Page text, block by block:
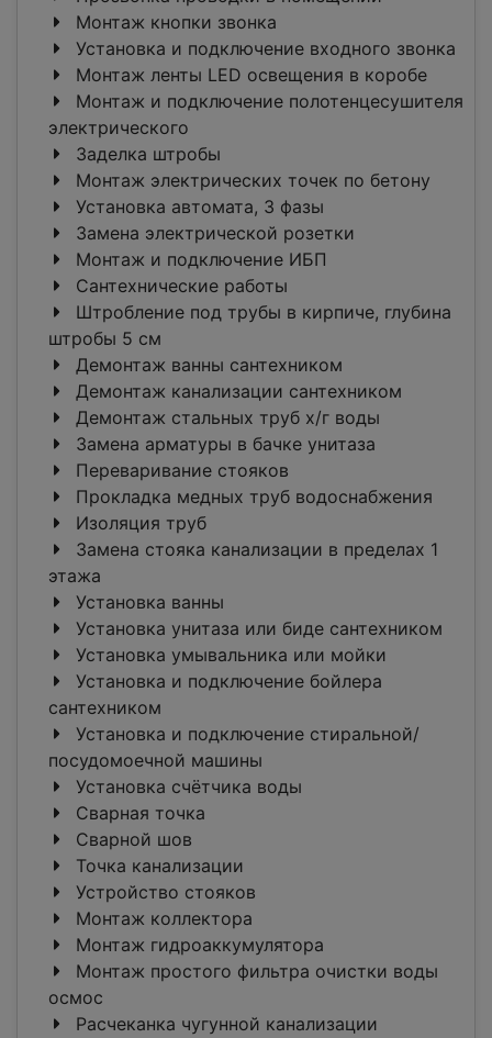
Монтаж кнопки звонка
Установка и подключение входного звонка
Монтаж ленты LED освещения в коробе
Монтаж и подключение полотенцесушителя
электрического
Заделка штробы
Монтаж электрических точек по бетону
Установка автомата, 3 фазы
Замена электрической розетки
Монтаж и подключение ИБП
Сантехнические работы
Штробление под трубы в кирпиче, глубина
штробы 5 см
Демонтаж ванны сантехником
Демонтаж канализации сантехником
Демонтаж стальных труб х/г воды
Замена арматуры в бачке унитаза
Переваривание стояков
Прокладка медных труб водоснабжения
Изоляция труб
Замена стояка канализации в пределах 1
этажа
Установка ванны
Установка унитаза или биде сантехником
Установка умывальника или мойки
Установка и подключение бойлера
сантехником
Установка и подключение стиральной/
посудомоечной машины
Установка счётчика воды
Сварная точка
Сварной шов
Точка канализации
Устройство стояков
Монтаж коллектора
Монтаж гидроаккумулятора
Монтаж простого фильтра очистки воды
осмос
Расчеканка чугунной канализации